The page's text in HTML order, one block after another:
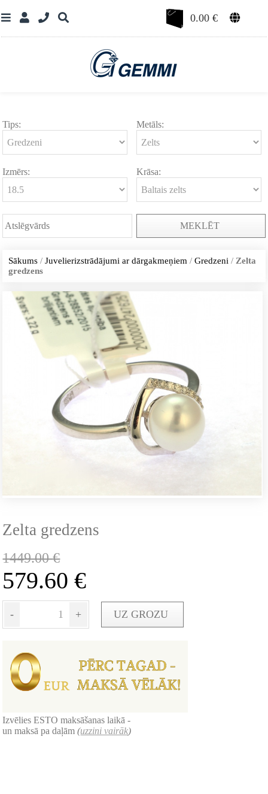
0.00€
Tips: Metāls:
Izmērs: Krāsa:
MEKLĒT
Sākums /Juvelierizstrādājumi ar dārgakmeņiem /Gredzeni / Zelta
gredzens
Zelta gredzens
1449.00€
579.60€
- + UZ GROZU
Izvēlies ESTO maksāšanas laikā -
un maksā pa daļām(uzzini vairāk)